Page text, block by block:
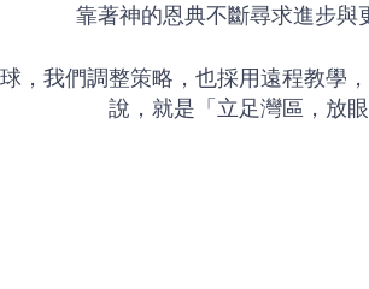
靠著神的恩典不斷尋求進步與
，我們調整策略，也採用遠程教學
說，就是「立足灣區，放